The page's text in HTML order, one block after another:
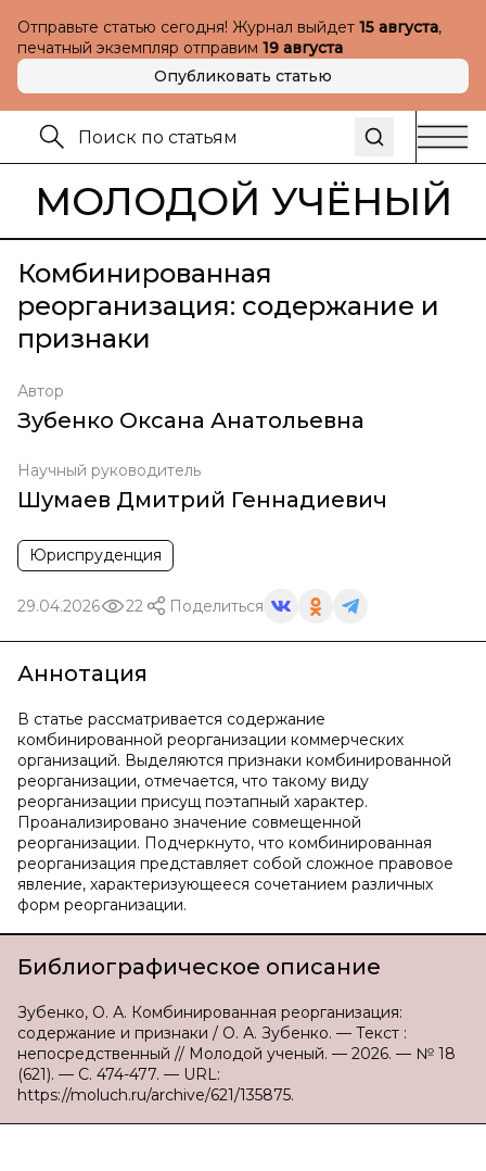
Отправьте статью сегодня! Журнал выйдет 15 августа,
печатный экземпляр отправим 19 августа
Опубликовать статью
МОЛОДОЙ УЧЁНЫЙ
Комбинированная
реорганизация: содержание и
признаки
Автор
Зубенко Оксана Анатольевна
Научный руководитель
Шумаев Дмитрий Геннадиевич
Юриспруденция
29.04.2026 22 Поделиться
Аннотация
В статье рассматривается содержание
комбинированной реорганизации коммерческих
организаций. Выделяются признаки комбинированной
реорганизации, отмечается, что такому виду
реорганизации присущ поэтапный характер.
Проанализировано значение совмещенной
реорганизации. Подчеркнуто, что комбинированная
реорганизация представляет собой сложное правовое
явление, характеризующееся сочетанием различных
форм реорганизации.
Библиографическое описание
Зубенко, О. А. Комбинированная реорганизация:
содержание и признаки / О. А. Зубенко. — Текст :
непосредственный // Молодой ученый. — 2026. — № 18
(621). — С. 474-477. — URL:
https://moluch.ru/archive/621/135875.